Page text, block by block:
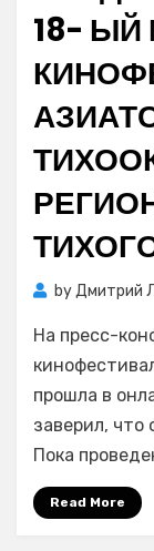
18-
byДмитрий
На пресс-
прошла в
заверил, что
Пока
Read More